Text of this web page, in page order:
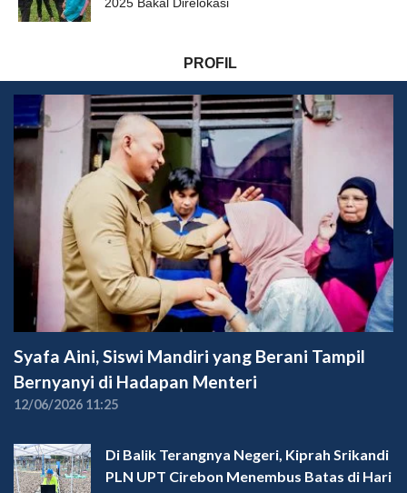
PROFIL
Syafa Aini, Siswi Mandiri yang Berani Tampil
Bernyanyi di Hadapan Menteri
12/06/2026 11:25
Di Balik Terangnya Negeri, Kiprah Srikandi
PLN UPT Cirebon Menembus Batas di Hari